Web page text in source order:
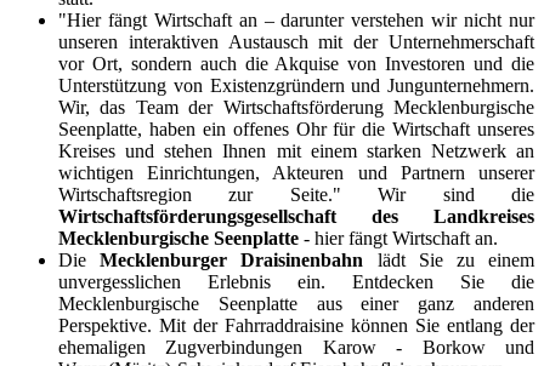
"Hier fängt Wirtschaft an – darunter verstehen wir nicht nur
unseren interaktiven Austausch mit der Unternehmerschaft
vor Ort, sondern auch die Akquise von Investoren und die
Unterstützung von Existenzgründern und Jungunternehmern.
Wir, das Team der Wirtschaftsförderung Mecklenburgische
Seenplatte, haben ein offenes Ohr für die Wirtschaft unseres
Kreises und stehen Ihnen mit einem starken Netzwerk an
wichtigen Einrichtungen, Akteuren und Partnern unserer
Wirtschaftsregion zur Seite." Wir sind die
Wirtschaftsförderungsgesellschaft des Landkreises
Mecklenburgische Seenplatte - hier fängt Wirtschaft an.
DieMecklenburger Draisinenbahn lädt Sie zu einem
unvergesslichen Erlebnis ein. Entdecken Sie die
Mecklenburgische Seenplatte aus einer ganz anderen
Perspektive. Mit der Fahrraddraisine können Sie entlang der
ehemaligen Zugverbindungen Karow - Borkow und